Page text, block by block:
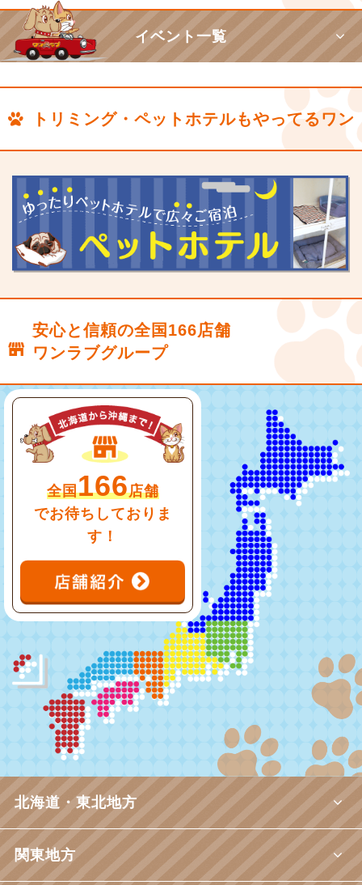
イベント一覧
トリミング・ペットホテルもやってるワン
安心と信頼の全国166店舗
ワンラブグループ
全国166店舗
でお待ちしておりま
す！
北海道・東北地方
関東地方